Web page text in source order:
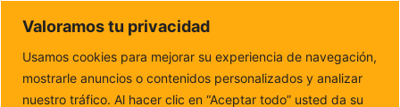
Valoramos tu privacidad
Usamos cookies para mejorar su experiencia de navegación,
mostrarle anuncios o contenidos personalizados y analizar
nuestro tráfico. Al hacer clic en “Aceptar todo” usted da su
DUNAS FM
Tu informacion de forma cercana
Inicio DEPORTES
Los deportistas en edad escolar de
Fuerteventura represetarán a la isla este...